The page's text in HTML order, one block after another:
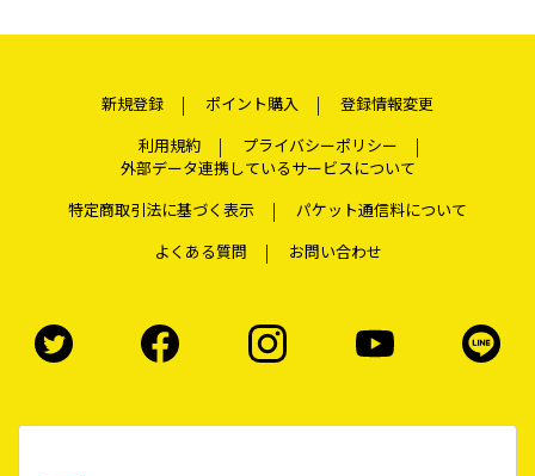
新規登録 ポイント購入
登録情報変更
利用規約
プライバシーポリシー
外部データ連携しているサービスについて
特定商取引法に基づく表示
パケット通信料について
よくある質問
お問い合わせ